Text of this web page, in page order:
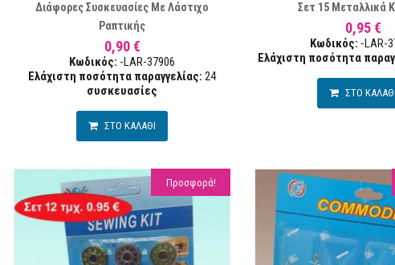
Διάφορες Συσκευασίες Με Λάστιχο
Ραπτικής
0,90 €
Κωδικός: -LAR-37906
Ελάχιστη ποσότητα παραγγελίας: 24
συσκευασίες
ΣΤΟ ΚΑΛΑΘΙ
Σετ 15 Μεταλλικά
0,95 €
Κωδικός: -LAR-
Ελάχιστη ποσότητα
ΣΤΟ
Προσφορά!